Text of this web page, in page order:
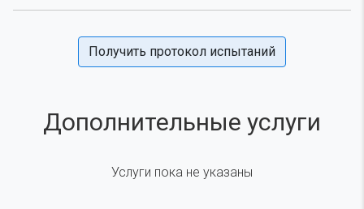
Получить протокол испытаний
Дополнительные услуги
Услуги пока не указаны